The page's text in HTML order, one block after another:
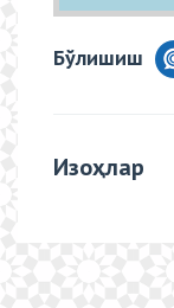
Бўлишиш
Изоҳлар